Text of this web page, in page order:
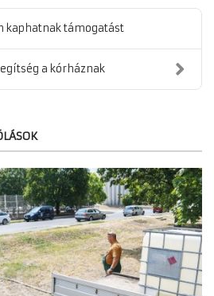
kaphatnak támogatást
a kórháznak